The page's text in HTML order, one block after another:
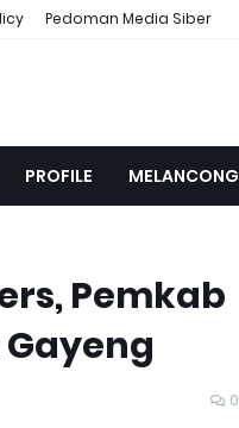
Pedoman Media Siber
PROFILE MELANCONG
Pemkab
0